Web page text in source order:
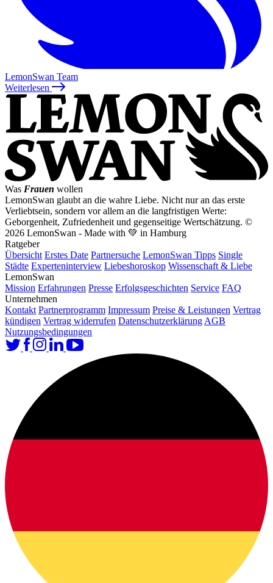
LemonSwan Team
Weiterlesen
Was Frauen wollen
LemonSwan glaubt an die wahre Liebe. Nicht nur an das erste
Verliebtsein, sondern vor allem an die langfristigen Werte:
Geborgenheit, Zufriedenheit und gegenseitige Wertschätzung. ©
2026 LemonSwan - Made with 💚 in Hamburg
Ratgeber
Übersicht Erstes Date Partnersuche LemonSwan Tipps Single
Städte Experteninterview Liebeshoroskop Wissenschaft & Liebe
LemonSwan
Mission Erfahrungen Presse Erfolgsgeschichten Service FAQ
Unternehmen
Kontakt Partnerprogramm Impressum Preise & Leistungen Vertrag
kündigen Vertrag widerrufen Datenschutzerklärung AGB
Nutzungsbedingungen